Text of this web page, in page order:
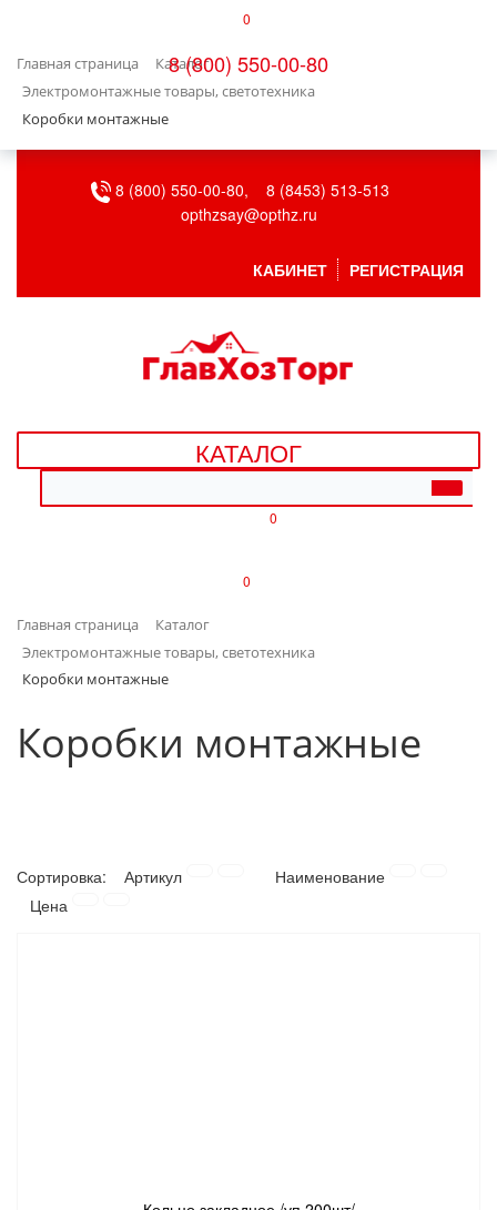
0
8 (800) 550-00-80
Главная страница
Каталог
Электромонтажные товары, светотехника
Коробки монтажные
БЫТОВАЯ ТЕХНИКА
ВЕНТИЛЯЦИЯ
ДАЧА, САД И ОГОРОД
ДЕТСКИЕ ТОВАРЫ
ИНТЕРЬЕР
КЛИМАТИЧЕСКАЯ ТЕХНИКА
НАСОСНОЕ ОБОРУДОВАНИЕ
8 (800) 550-00-80,
8 (8453) 513-513
opthzsay@opthz.ru
КАБИНЕТ РЕГИСТРАЦИЯ
КАТАЛОГ
0
0
Главная страница
Каталог
Электромонтажные товары, светотехника
Коробки монтажные
Коробки монтажные
Сортировка: Артикул
Наименование
Цена